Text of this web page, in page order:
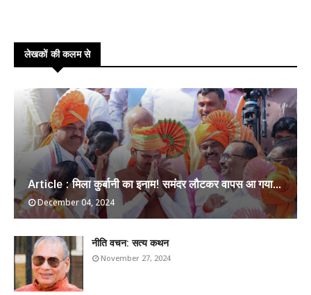
लेखकों की कलम से
Article : मिला कुर्बानी का इनाम! समंदर लौटकर वापस आ गया...
December 04, 2024
​नीति वचन: सत्य कथन
November 27, 2024